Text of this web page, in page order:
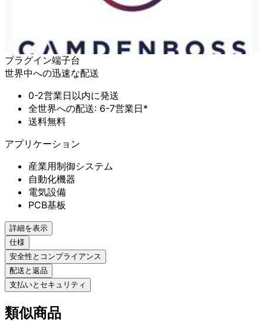
プラグイン端子台
世界中への迅速な配送
0-2営業日以内に発送
全世界への配送: 6-7営業日*
送料無料
アプリケーション
産業用制御システム
自動化機器
電気設備
PCB基板
詳細を表示
仕様
安全性とコンプライアンス
配送と返品
支払いとセキュリティ
類似商品